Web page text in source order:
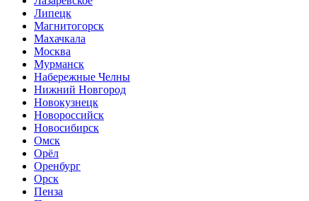
Липецк
Магнитогорск
Махачкала
Москва
Мурманск
Набережные Челны
Нижний Новгород
Новокузнецк
Новороссийск
Новосибирск
Омск
Орёл
Оренбург
Орск
Пенза